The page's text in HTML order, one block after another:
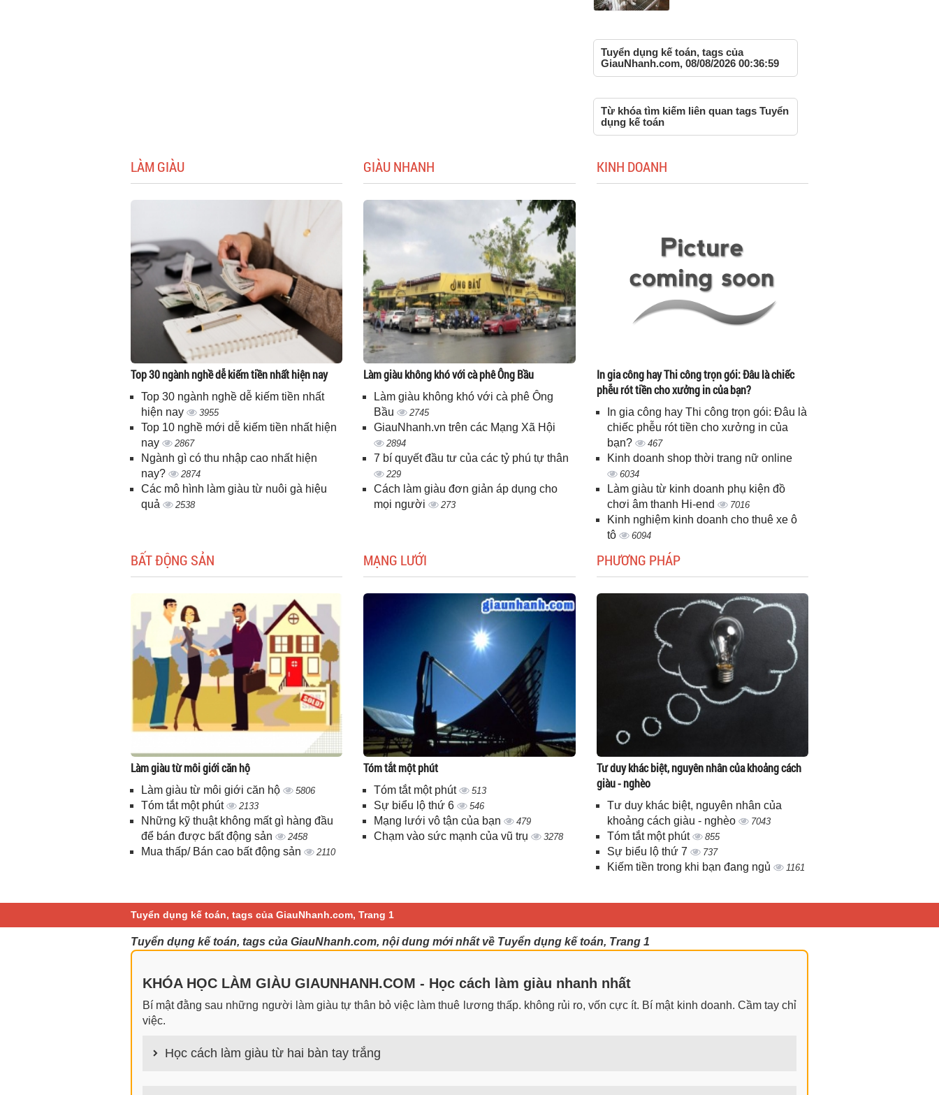
Tuyển dụng kế toán, tags của
GiauNhanh.com, 08/08/2026 00:36:59
Từ khóa tìm kiếm liên quan tags Tuyển
dụng kế toán
LÀM GIÀU
Top 30 ngành nghề dễ kiếm tiền nhất hiện nay
Top 30 ngành nghề dễ kiếm tiền nhất
hiện nay
3955
Top 10 nghề mới dễ kiếm tiền nhất hiện
nay
2867
Ngành gì có thu nhập cao nhất hiện
nay?
2874
Các mô hình làm giàu từ nuôi gà hiệu
quả
2538
GIÀU NHANH
Làm giàu không khó với cà phê Ông Bầu
Làm giàu không khó với cà phê Ông
Bầu
2745
GiauNhanh.vn trên các Mạng Xã Hội
2894
7 bí quyết đầu tư của các tỷ phú tự thân
229
Cách làm giàu đơn giản áp dụng cho
mọi người
273
KINH DOANH
In gia công hay Thi công trọn gói: Đâu là chiếc
phễu rót tiền cho xưởng in của bạn?
In gia công hay Thi công trọn gói: Đâu là
chiếc phễu rót tiền cho xưởng in của
bạn?
467
Kinh doanh shop thời trang nữ online
6034
Làm giàu từ kinh doanh phụ kiện đồ
chơi âm thanh Hi-end
7016
Kinh nghiệm kinh doanh cho thuê xe ô
tô
6094
BẤT ĐỘNG SẢN
Làm giàu từ môi giới căn hộ
Làm giàu từ môi giới căn hộ 5806
Tóm tắt một phút 2133
Những kỹ thuật không mất gì hàng đầu
để bán được bất động sản
2458
Mua thấp/ Bán cao bất động sản 2110
MẠNG LƯỚI
Tóm tắt một phút
Tóm tắt một phút 513
Sự biểu lộ thứ 6 546
Mạng lưới vô tận của bạn 479
Chạm vào sức mạnh của vũ trụ 3278
PHƯƠNG PHÁP
Tư duy khác biệt, nguyên nhân của khoảng cách
giàu - nghèo
Tư duy khác biệt, nguyên nhân của
khoảng cách giàu - nghèo
7043
Tóm tắt một phút 855
Sự biểu lộ thứ 7 737
Kiếm tiền trong khi bạn đang ngủ 1161
Tuyển dụng kế toán, tags của GiauNhanh.com, Trang 1
Tuyển dụng kế toán, tags của GiauNhanh.com, nội dung mới nhất về Tuyển dụng kế toán, Trang 1
KHÓA HỌC LÀM GIÀU GIAUNHANH.COM - Học cách làm giàu nhanh nhất
Bí mật đằng sau những người làm giàu tự thân bỏ việc làm thuê lương thấp. không rủi ro, vốn cực ít. Bí mật kinh doanh. Cầm tay chỉ
việc.
Học cách làm giàu từ hai bàn tay trắng